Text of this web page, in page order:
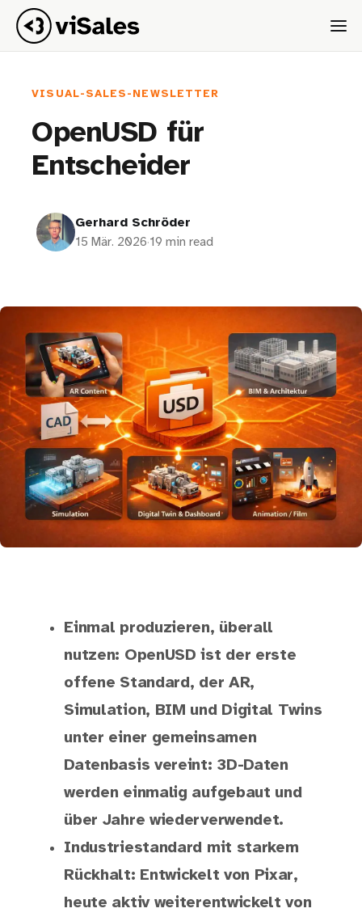
VISUAL-SALES-NEWSLETTER
OpenUSD für
Entscheider
Gerhard Schröder
15 Mär. 2026·19 min read
Einmal produzieren, überall
nutzen: OpenUSD ist der erste
offene Standard, der AR,
Simulation, BIM und Digital Twins
unter einer gemeinsamen
Datenbasis vereint: 3D-Daten
werden einmalig aufgebaut und
über Jahre wiederverwendet.
Industriestandard mit starkem
Rückhalt: Entwickelt von Pixar,
heute aktiv weiterentwickelt von